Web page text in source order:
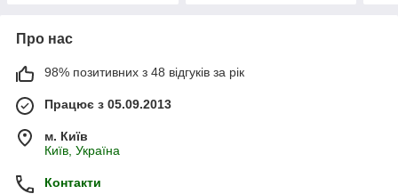
Про нас
98% позитивних з 48 відгуків за рік
Працює з 05.09.2013
м. Київ
Київ, Україна
Контакти